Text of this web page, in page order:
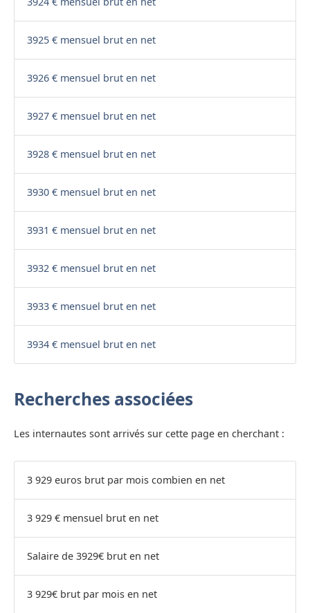
3925 € mensuel brut en net
3926 € mensuel brut en net
3927 € mensuel brut en net
3928 € mensuel brut en net
3930 € mensuel brut en net
3931 € mensuel brut en net
3932 € mensuel brut en net
3933 € mensuel brut en net
3934 € mensuel brut en net
Recherches associées
Les internautes sont arrivés sur cette page en cherchant :
3 929 euros brut par mois combien en net
3 929 € mensuel brut en net
Salaire de 3929€ brut en net
3 929€ brut par mois en net